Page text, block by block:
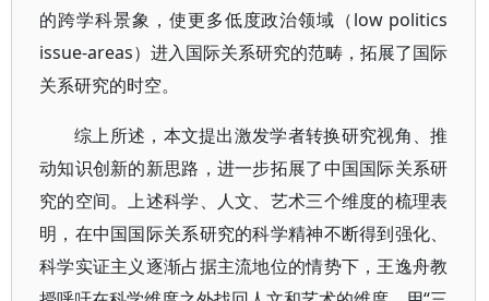
的跨学科景象，使更多低度政治领域（low politics
issue-areas）进入国际关系研究的范畴，拓展了国际
关系研究的时空。
综上所述，本文提出激发学者转换研究视角、推
动知识创新的新思路，进一步拓展了中国国际关系研
究的空间。上述科学、人文、艺术三个维度的梳理表
明，在中国国际关系研究的科学精神不断得到强化、
科学实证主义逐渐占据主流地位的情势下，王逸舟教